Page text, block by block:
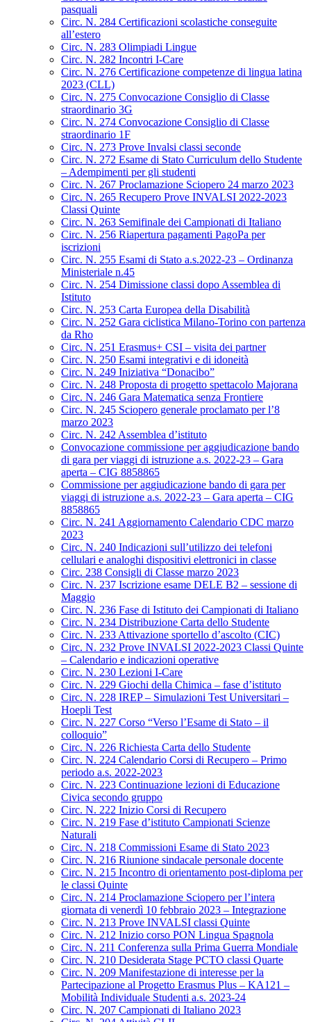
pasquali
Circ. N. 284 Certificazioni scolastiche conseguite
all’estero
Circ. N. 283 Olimpiadi Lingue
Circ. N. 282 Incontri I-Care
Circ. N. 276 Certificazione competenze di lingua latina
2023 (CLL)
Circ. N. 275 Convocazione Consiglio di Classe
straordinario 3G
Circ. N. 274 Convocazione Consiglio di Classe
straordinario 1F
Circ. N. 273 Prove Invalsi classi seconde
Circ. N. 272 Esame di Stato Curriculum dello Studente
– Adempimenti per gli studenti
Circ. N. 267 Proclamazione Sciopero 24 marzo 2023
Circ. N. 265 Recupero Prove INVALSI 2022-2023
Classi Quinte
Circ. N. 263 Semifinale dei Campionati di Italiano
Circ. N. 256 Riapertura pagamenti PagoPa per
iscrizioni
Circ. N. 255 Esami di Stato a.s.2022-23 – Ordinanza
Ministeriale n.45
Circ. N. 254 Dimissione classi dopo Assemblea di
Istituto
Circ. N. 253 Carta Europea della Disabilità
Circ. N. 252 Gara ciclistica Milano-Torino con partenza
da Rho
Circ. N. 251 Erasmus+ CSI – visita dei partner
Circ. N. 250 Esami integrativi e di idoneità
Circ. N. 249 Iniziativa “Donacibo”
Circ. N. 248 Proposta di progetto spettacolo Majorana
Circ. N. 246 Gara Matematica senza Frontiere
Circ. N. 245 Sciopero generale proclamato per l’8
marzo 2023
Circ. N. 242 Assemblea d’istituto
Convocazione commissione per aggiudicazione bando
di gara per viaggi di istruzione a.s. 2022-23 – Gara
aperta – CIG 8858865
Commissione per aggiudicazione bando di gara per
viaggi di istruzione a.s. 2022-23 – Gara aperta – CIG
8858865
Circ. N. 241 Aggiornamento Calendario CDC marzo
2023
Circ. N. 240 Indicazioni sull’utilizzo dei telefoni
cellulari e analoghi dispositivi elettronici in classe
Circ. 238 Consigli di Classe marzo 2023
Circ. N. 237 Iscrizione esame DELE B2 – sessione di
Maggio
Circ. N. 236 Fase di Istituto dei Campionati di Italiano
Circ. N. 234 Distribuzione Carta dello Studente
Circ. N. 233 Attivazione sportello d’ascolto (CIC)
Circ. N. 232 Prove INVALSI 2022-2023 Classi Quinte
– Calendario e indicazioni operative
Circ. N. 230 Lezioni I-Care
Circ. N. 229 Giochi della Chimica – fase d’istituto
Circ. N. 228 IREP – Simulazioni Test Universitari –
Hoepli Test
Circ. N. 227 Corso “Verso l’Esame di Stato – il
colloquio”
Circ. N. 226 Richiesta Carta dello Studente
Circ. N. 224 Calendario Corsi di Recupero – Primo
periodo a.s. 2022-2023
Circ. N. 223 Continuazione lezioni di Educazione
Civica secondo gruppo
Circ. N. 222 Inizio Corsi di Recupero
Circ. N. 219 Fase d’istituto Campionati Scienze
Naturali
Circ. N. 218 Commissioni Esame di Stato 2023
Circ. N. 216 Riunione sindacale personale docente
Circ. N. 215 Incontro di orientamento post-diploma per
le classi Quinte
Circ. N. 214 Proclamazione Sciopero per l’intera
giornata di venerdì 10 febbraio 2023 – Integrazione
Circ. N. 213 Prove INVALSI classi Quinte
Circ. N. 212 Inizio corso PON Lingua Spagnola
Circ. N. 211 Conferenza sulla Prima Guerra Mondiale
Circ. N. 210 Desiderata Stage PCTO classi Quarte
Circ. N. 209 Manifestazione di interesse per la
Partecipazione al Progetto Erasmus Plus – KA121 –
Mobilità Individuale Studenti a.s. 2023-24
Circ. N. 207 Campionati di Italiano 2023